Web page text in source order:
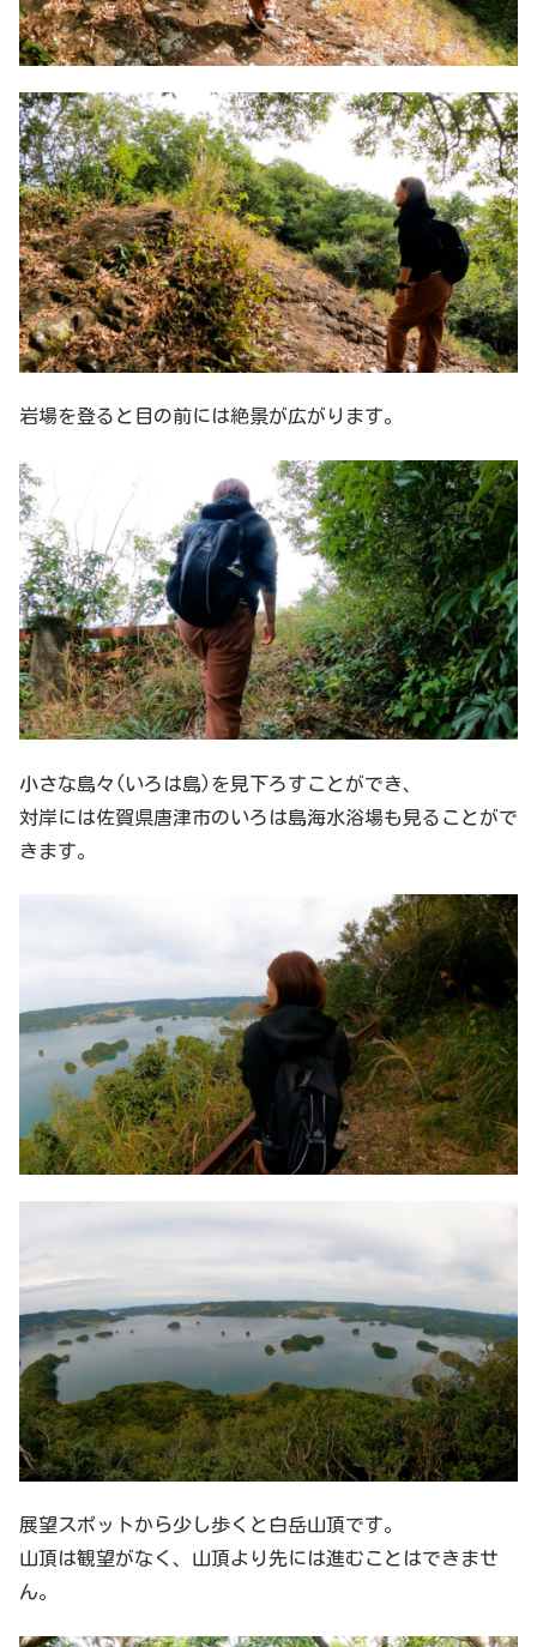
岩場を登ると目の前には絶景が広がります。
小さな島々(いろは島)を見下ろすことができ、
対岸には佐賀県唐津市のいろは島海水浴場も見ることがで
きます。
展望スポットから少し歩くと白岳山頂です。
山頂は観望がなく、山頂より先には進むことはできませ
ん。